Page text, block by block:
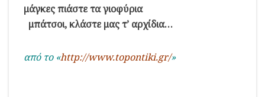
μάγκες πιάστε τα γιοφύρια
μπάτσοι, κλάστε μας τ’ αρχίδια…
από το «http://www.topontiki.gr/»